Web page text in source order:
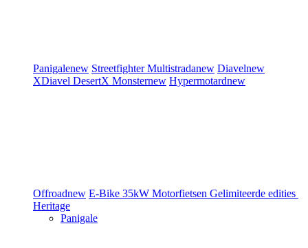
Panigalenew StreetfighterMultistradanew Diavelnew
XDiavel DesertX Monsternew Hypermotardnew
Offroadnew E-Bike 35kW Motorfietsen Gelimiteerde edities
Heritage
Panigale